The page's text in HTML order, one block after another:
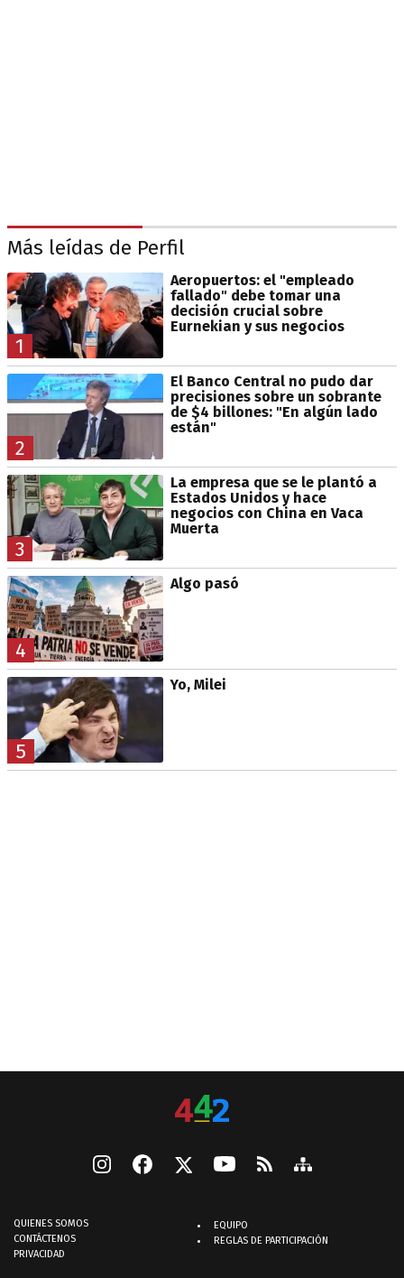
Más leídas de Perfil
1
Aeropuertos: el "empleado
fallado" debe tomar una
decisión crucial sobre
Eurnekian y sus negocios
2
El Banco Central no pudo dar
precisiones sobre un sobrante
de $4 billones: "En algún lado
están"
3
La empresa que se le plantó a
Estados Unidos y hace
negocios con China en Vaca
Muerta
4
Algo pasó
5
Yo, Milei
QUIENES SOMOS
CONTÁCTENOS
PRIVACIDAD
EQUIPO
REGLAS DE PARTICIPACIÓN